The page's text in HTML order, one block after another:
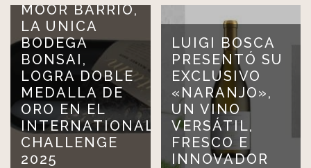
MOOR BARRIO,
LA UNICA
BODEGA
BONSAI,
LOGRA DOBLE
MEDALLA DE
ORO EN EL
INTERNATIONAL
CHALLENGE
2025
LUIGI BOSCA
PRESENTÓ SU
EXCLUSIVO
«NARANJO»,
UN VINO
VERSÁTIL,
FRESCO E
INNOVADOR